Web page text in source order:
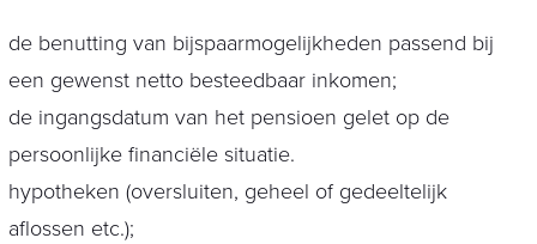
de benutting van bijspaarmogelijkheden passend bij
een gewenst netto besteedbaar inkomen;
de ingangsdatum van het pensioen gelet op de
persoonlijke financiële situatie.
hypotheken (oversluiten, geheel of gedeeltelijk
aflossen etc.);